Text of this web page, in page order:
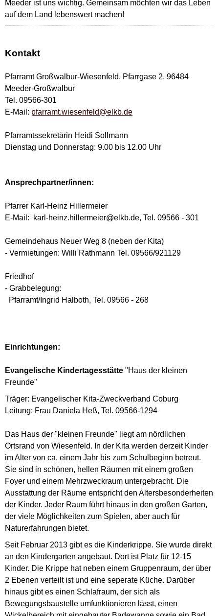
Meeder ist uns wichtig. Gemeinsam möchten wir das Leben
auf dem Land lebenswert machen!
Kontakt
Pfarramt Großwalbur-Wiesenfeld, Pfarrgase 2, 96484
Meeder-Großwalbur
Tel. 09566-301
E-Mail: pfarramt.wiesenfeld@elkb.de
Pfarramtssekretärin Heidi Sollmann
Dienstag und Donnerstag: 9.00 bis 12.00 Uhr
Ansprechpartner/innen:
Pfarrer Karl-Heinz Hillermeier
E-Mail: karl-heinz.hillermeier@elkb.de, Tel. 09566 - 301
Gemeindehaus Neuer Weg 8 (neben der Kita)
- Vermietungen: Willi Rathmann Tel. 09566/921129
Friedhof
- Grabbelegung:
Pfarramt/Ingrid Halboth, Tel. 09566 - 268
Einrichtungen:
Evangelische Kindertagesstätte "Haus der kleinen
Freunde"
Träger: Evangelischer Kita-Zweckverband Coburg
Leitung: Frau Daniela Heß, Tel. 09566-1294
Das Haus der "kleinen Freunde" liegt am nördlichen
Ortsrand von Wiesenfeld. In der Kita werden derzeit Kinder
im Alter von ca. einem Jahr bis zum Schulbeginn betreut.
Sie sind in schönen, hellen Räumen mit einem großen
Foyer und einem Mehrzweckraum untergebracht. Die
Ausstattung der Räume entspricht den Altersbesonderheiten
der Kinder. Jeder Raum führt hinaus in den großen Garten,
der viele Möglichkeiten zum Spielen, aber auch für
Naturerfahrungen bietet.
Seit Februar 2013 gibt es die Kinderkrippe. Sie wurde direkt
an den Kindergarten angebaut. Dort ist Platz für 12-15
Kinder. Die Krippe hat neben einem Gruppenraum, der über
2 Ebenen verteilt ist und eine seperate Küche. Darüber
hinaus gibt es einen Schlafraum, der sich als
Bewegungsbaustelle umfunktionieren lässt, einen